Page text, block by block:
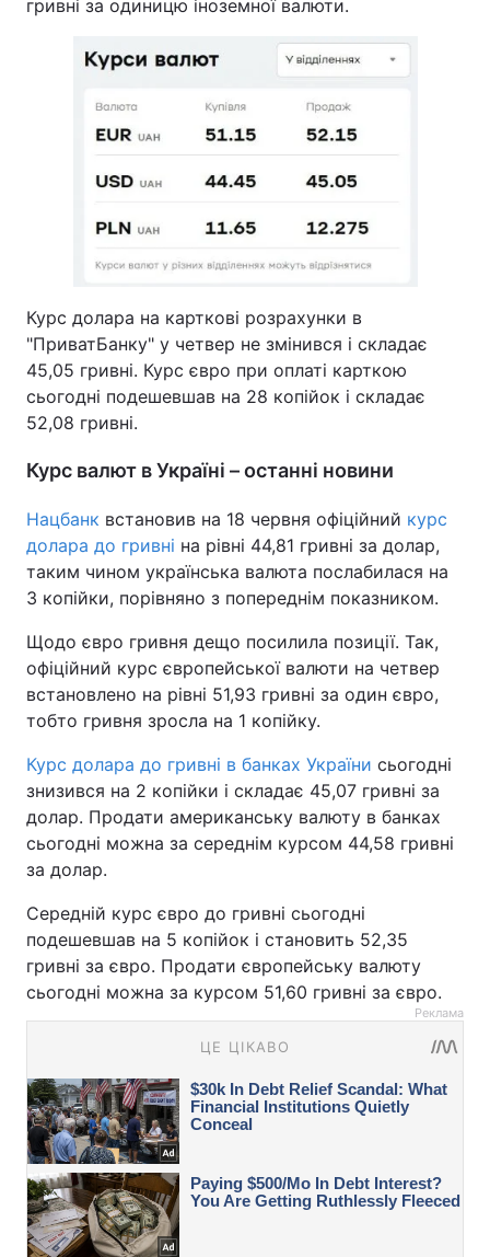
гривні за одиницю іноземної валюти.
Курс долара на карткові розрахунки в
"ПриватБанку" у четвер не змінився і складає
45,05 гривні. Курс євро при оплаті карткою
сьогодні подешевшав на 28 копійок і складає
52,08 гривні.
Курс валют в Україні – останні новини
Нацбанк встановив на 18 червня офіційний курс
долара до гривні на рівні 44,81 гривні за долар,
таким чином українська валюта послабилася на
3 копійки, порівняно з попереднім показником.
Щодо євро гривня дещо посилила позиції. Так,
офіційний курс європейської валюти на четвер
встановлено на рівні 51,93 гривні за один євро,
тобто гривня зросла на 1 копійку.
Курс долара до гривні в банках України сьогодні
знизився на 2 копійки і складає 45,07 гривні за
долар. Продати американську валюту в банках
сьогодні можна за середнім курсом 44,58 гривні
за долар.
Середній курс євро до гривні сьогодні
подешевшав на 5 копійок і становить 52,35
гривні за євро. Продати європейську валюту
сьогодні можна за курсом 51,60 гривні за євро.
Реклама